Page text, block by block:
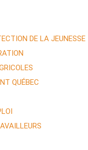
DE LA JEUNESSE
QUÉBEC